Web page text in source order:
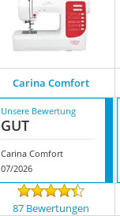
Carina Comfort
Unsere Bewertung
GUT
Carina Comfort
07/2026
87 Bewertungen